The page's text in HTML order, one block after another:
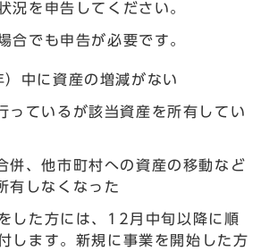
況を申告してください。
合でも申告が必要です。
中に資産の増減がない
っているが該当資産を所有してい
併、他市町村への資産の移動など
有しなくなった
した方には、12月中旬以降に順
します。新規に事業を開始した方